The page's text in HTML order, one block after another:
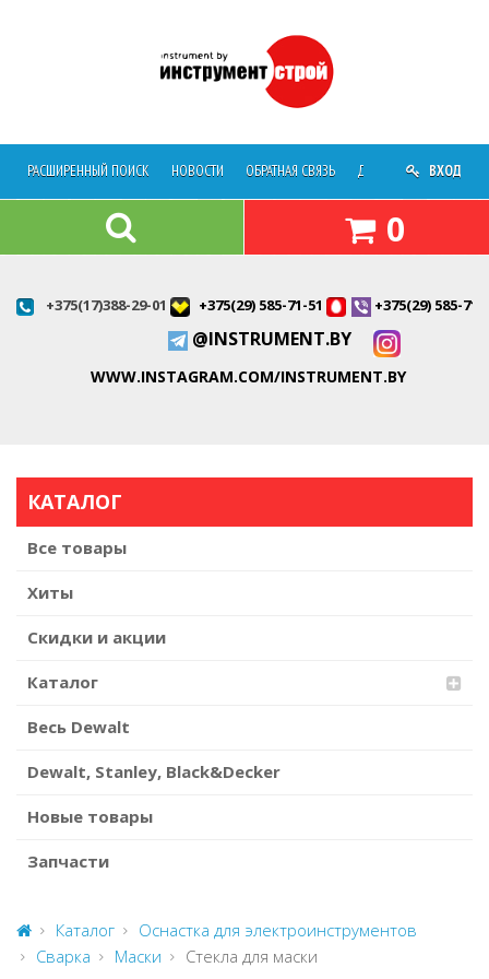
РАСШИРЕННЫЙ ПОИСК НОВОСТИ ОБРАТНАЯ СВЯЗЬ ДОСТАВКА О
ВХОД
0
+375(17)388-29-01 +375(29) 585-71-51 +375(29) 585-71-
@INSTRUMENT.BY
WWW.INSTAGRAM.COM/INSTRUMENT.BY
КАТАЛОГ
Все товары
Хиты
Скидки и акции
Каталог
Весь Dewalt
Dewalt, Stanley, Black&Decker
Новые товары
Запчасти
Каталог
Оснастка для электроинструментов
Сварка
Маски Стекла для маски